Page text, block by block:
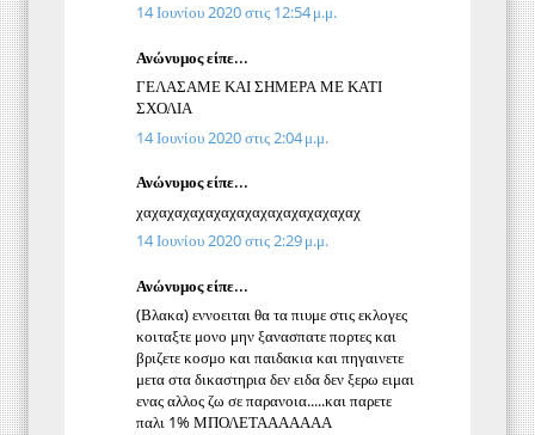
14 Ιουνίου 2020 στις 12:54 μ.μ.
Ανώνυμος είπε...
ΓΕΛΑΣΑΜΕ ΚΑΙ ΣΗΜΕΡΑ ΜΕ ΚΑΤΙ
ΣΧΟΛΙΑ
14 Ιουνίου 2020 στις 2:04 μ.μ.
Ανώνυμος είπε...
χαχαχαχαχαχαχαχαχαχαχαχαχαχαχ
14 Ιουνίου 2020 στις 2:29 μ.μ.
Ανώνυμος είπε...
(Βλακα) εννοειται θα τα πιυμε στις εκλογες
κοιταξτε μονο μην ξανασπατε πορτες και
βριζετε κοσμο και παιδακια και πηγαινετε
μετα στα δικαστηρια δεν ειδα δεν ξερω ειμαι
ενας αλλος ζω σε παρανοια.....και παρετε
παλι 1% ΜΠΟΛΕΤΑΑΑΑΑΑΑ